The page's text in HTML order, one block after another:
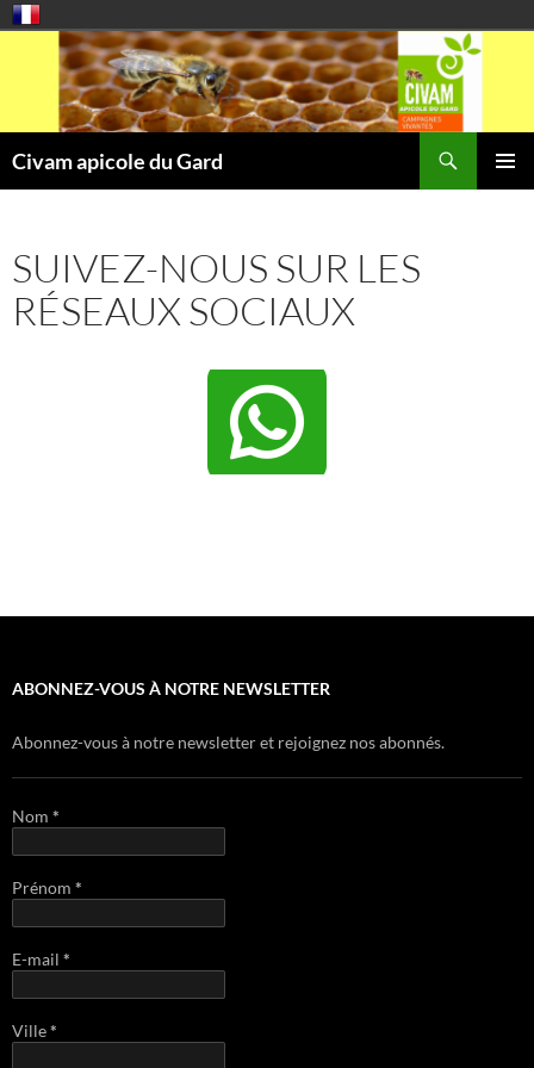
contenu
Civam apicole du Gard
SUIVEZ-NOUS SUR LES
RÉSEAUX SOCIAUX
ABONNEZ-VOUS À NOTRE NEWSLETTER
Abonnez-vous à notre newsletter et rejoignez nos abonnés.
Nom *
Prénom *
E-mail *
Ville*